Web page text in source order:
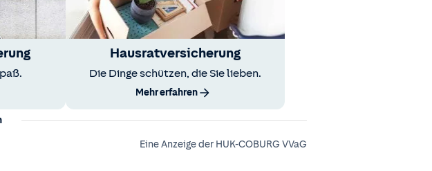
Hausratversicherung
Die Dinge schützen, die Sie lieben.
Mehr erfahren
Eine Anzeige der HUK-COBURG VVaG